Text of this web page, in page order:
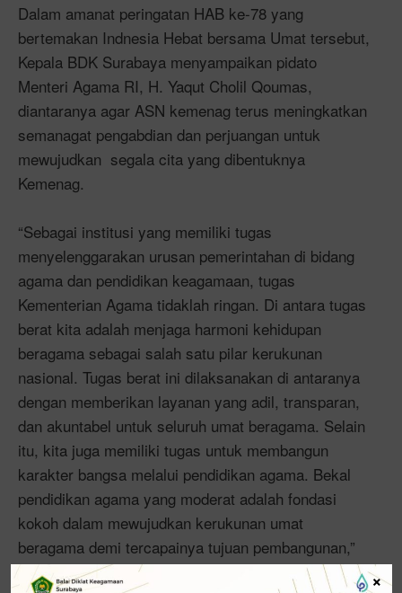
Dalam amanat peringatan HAB ke-78 yang
bertemakan Indnesia Hebat bersama Umat tersebut,
Kepala BDK Surabaya menyampaikan pidato
Menteri Agama RI, H. Yaqut Cholil Qoumas,
diantaranya agar ASN kemenag terus meningkatkan
semanagat pengabdian dan perjuangan untuk
mewujudkan segala cita yang dibentuknya
Kemenag.
“Sebagai institusi yang memiliki tugas
menyelenggarakan urusan pemerintahan di bidang
agama dan pendidikan keagamaan, tugas
Kementerian Agama tidaklah ringan. Di antara tugas
berat kita adalah menjaga harmoni kehidupan
beragama sebagai salah satu pilar kerukunan
nasional. Tugas berat ini dilaksanakan di antaranya
dengan memberikan layanan yang adil, transparan,
dan akuntabel untuk seluruh umat beragama. Selain
itu, kita juga memiliki tugas untuk membangun
karakter bangsa melalui pendidikan agama. Bekal
pendidikan agama yang moderat adalah fondasi
kokoh dalam mewujudkan kerukunan umat
beragama demi tercapainya tujuan pembangunan,”
tegasnya.
×